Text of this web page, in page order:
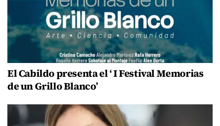
El Cabildo presenta el ‘ I Festival Memorias
de un Grillo Blanco’